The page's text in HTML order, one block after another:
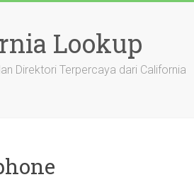
Lookup
Direktori Terpercaya dari California